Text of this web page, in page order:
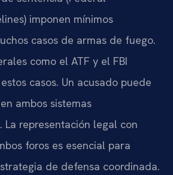
imponen mínimos
casos de armas de fuego.
como el ATF y el FBI
casos. Un acusado puede
ambos sistemas
La representación legal con
foros es esencial para
de defensa coordinada.